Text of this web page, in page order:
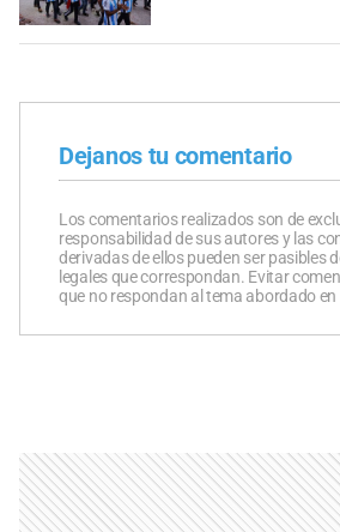
Dejanos tu comentario
Los comentarios realizados son de
responsabilidad de sus autores y las
derivadas de ellos pueden ser pasibles
legales que correspondan. Evitar
que no respondan al tema abordado